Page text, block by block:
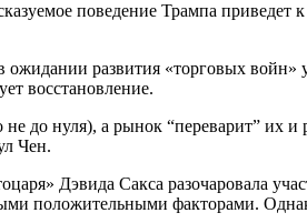
поведение Трампа приведет
развития «торговых
восстановление.
нуля), а рынок “переварит” их и
Чен.
Дэвида Сакса разочаровала
положительными факторами.